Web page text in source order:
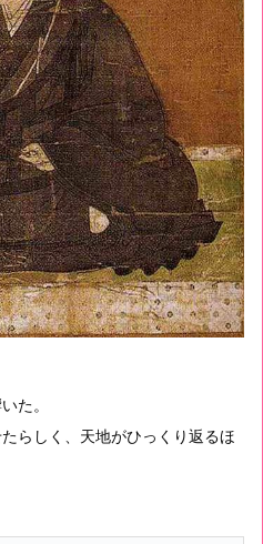
た。
らしく、天地がひっくり返るほ